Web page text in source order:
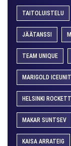
TAITOLUISTELU
JÄÄTANSSI
TEAM UNIQUE
MARIGOLD
HELSINKI
MAKAR SUNTSEV
KAISA ARRATEIG